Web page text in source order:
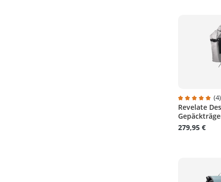
(4)
Revelate
279,95 €